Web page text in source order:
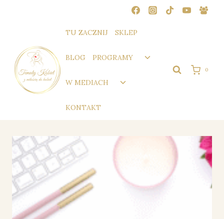
TU ZACZNIJ SKLEP
BLOG PROGRAMY
Przełącz
podrzędne
W MEDIACH
Przełącz
KONTAKT
0